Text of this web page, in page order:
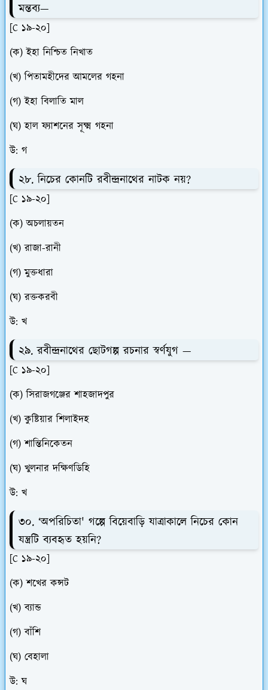
মন্তব্য—
[C ১৯-২০]
(ক) ইহা নিশ্চিত নিখাত
(খ) পিতামহীদের আমলের গহনা
(গ) ইহা বিলাতি মাল
(ঘ) হাল ফ্যাশনের সূক্ষ্ম গহনা
উ: গ
২৮. নিচের কোনটি রবীন্দ্রনাথের নাটক নয়?
[C ১৯-২০]
(ক) অচলায়তন
(খ) রাজা-রানী
(গ) মুক্তধারা
(ঘ) রক্তকরবী
উ: খ
২৯. রবীন্দ্রনাথের ছোটগল্প রচনার স্বর্ণযুগ —
[C ১৯-২০]
(ক) সিরাজগঞ্জের শাহজাদপুর
(খ) কুষ্টিয়ার শিলাইদহ
(গ) শান্তিনিকেতন
(ঘ) খুলনার দক্ষিণডিহি
উ: খ
৩০. ‘অপরিচিতা' গল্পে বিয়েবাড়ি যাত্রাকালে নিচের কোন
যন্ত্রটি ব্যবহৃত হয়নি?
[C ১৯-২০]
(ক) শখের কন্সট
(খ) ব্যান্ড
(গ) বাঁশি
(ঘ) বেহালা
উ: ঘ